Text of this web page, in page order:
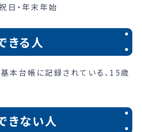
日・年末年始
きる人
本台帳に記録されている、15歳
きない人